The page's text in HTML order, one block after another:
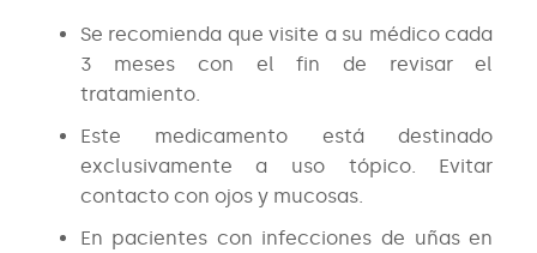
Se recomienda que visite a su médico cada
3 meses con el fin de revisar el
tratamiento.
Este medicamento está destinado
exclusivamente a uso tópico. Evitar
contacto con ojos y mucosas.
En pacientes con infecciones de uñas en